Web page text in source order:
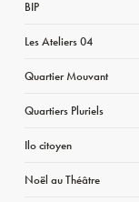
BIP
Les Ateliers 04
Quartier Mouvant
Quartiers Pluriels
Ilo citoyen
Noël au Théâtre